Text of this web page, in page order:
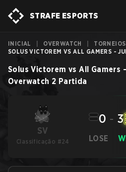
STRAFE ESPORTS
INICIAL OVERWATCH TORNEIOS
SOLUS VICTOREM VS ALL GAMERS -
Solus Victorem vs All Gamers
Overwatch 2 Partida
SV
Classificação #24 LOSE
0 - 3